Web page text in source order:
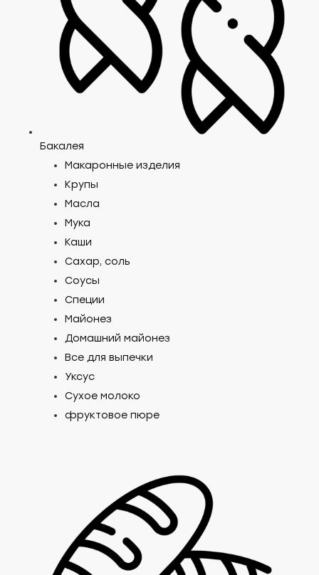
Бакалея
Макаронные изделия
Крупы
Масла
Мука
Каши
Сахар, соль
Соусы
Специи
Майонез
Домашний майонез
Все для выпечки
Уксус
Сухое молоко
фруктовое пюре